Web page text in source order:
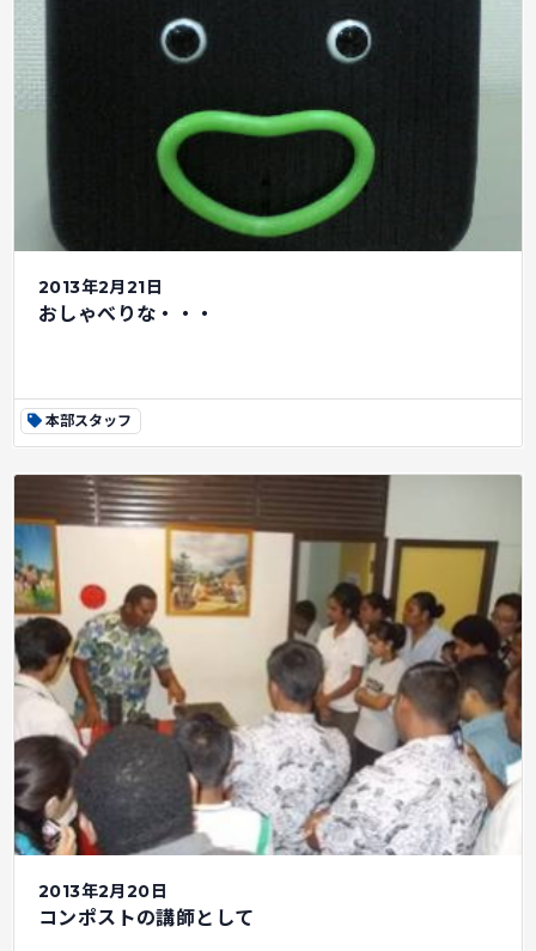
2013年2月21日
おしゃべりな・・・
本部スタッフ
2013年2月20日
コンポストの講師として